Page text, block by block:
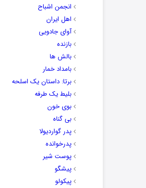
انجمن اشباح
اهل ایران
آوای جادویی
بازنده
بالش ها
بامداد خمار
برتا: داستان یک اسلحه
بلیط یک‌‌ طرفه
بوی خون
بی گناه
پدر گواردیولا
پدرخوانده
پوست شیر
پیشگو
پیکولو